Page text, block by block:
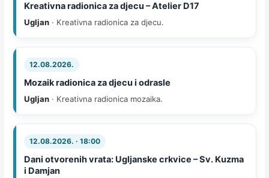
Kreativna radionica za djecu – Atelier D17
Ugljan · Kreativna radionica za djecu.
12.08.2026.
Mozaik radionica za djecu i odrasle
Ugljan · Kreativna radionica mozaika.
12.08.2026. · 18:00
Dani otvorenih vrata: Ugljanske crkvice – Sv. Kuzma
i Damjan